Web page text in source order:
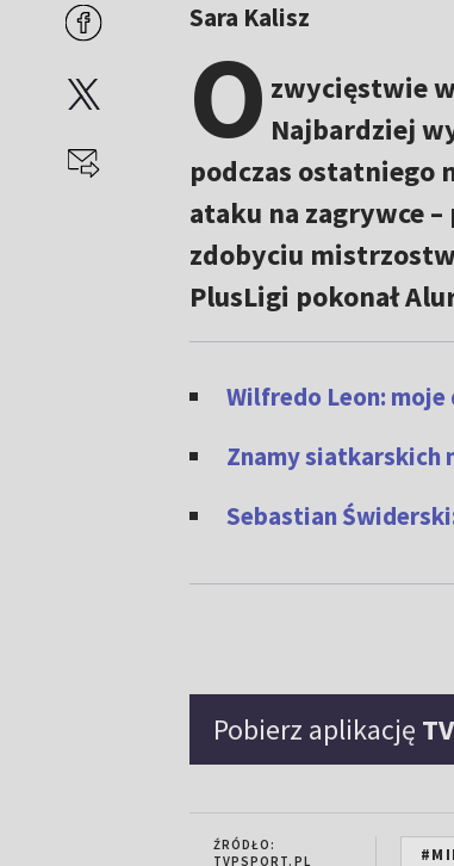
Sara Kalisz
O zwycięstwie
Najbardziej
podczas ostatniego
ataku na zagrywce
zdobyciu
PlusLigi pokonał
Wilfredo Leon:
Znamy
Sebastian
Pobierz aplikację
ŹRÓDŁO:
TVPSPORT.PL